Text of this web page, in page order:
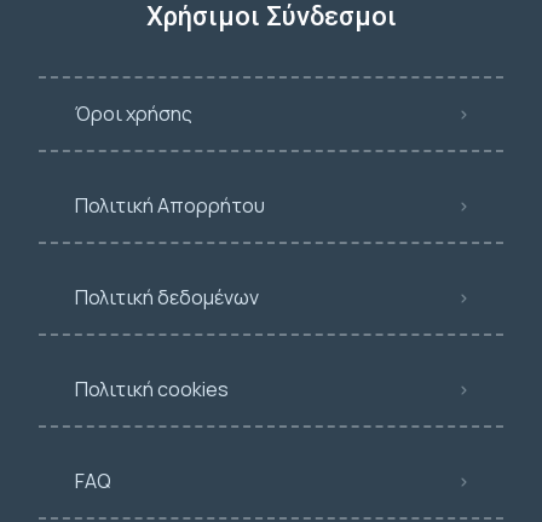
Χρήσιμοι Σύνδεσμοι
Όροι χρήσης
Πολιτική Απορρήτου
Πολιτική δεδομένων
Πολιτική cookies
FAQ